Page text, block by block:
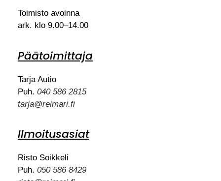
Toimisto avoinna
ark. klo 9.00–14.00
Päätoimittaja
Tarja Autio
Puh. 040 586 2815
tarja@reimari.fi
Ilmoitusasiat
Risto Soikkeli
Puh. 050 586 8429